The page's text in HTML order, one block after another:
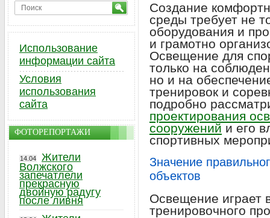
Создание
среды требует не
оборудования и
и грамотно
Освещение для
только на
но и на
тренировок и
подробно
проектирования
сооружений и его
спортивных
Значение
объектов
Освещение играет
тренировочного
Использование
информации сайта
Условия
использования
сайта
ФОТОРЕПОРТАЖИ
14.04
Жители
Волжского
запечатлели
прекрасную
двойную радугу
после ливня